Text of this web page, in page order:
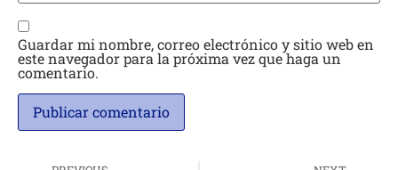
Guardar mi nombre, correo electrónico y sitio web en
este navegador para la próxima vez que haga un
comentario.